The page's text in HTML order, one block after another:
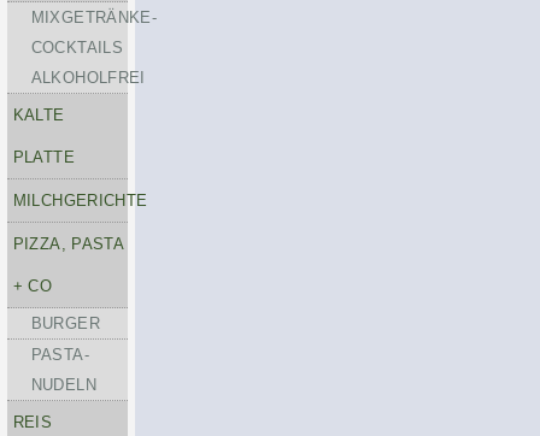
MIXGETRÄNKE-
COCKTAILS
ALKOHOLFREI
KALTE
PLATTE
MILCHGERICHTE
PIZZA, PASTA
+ CO
BURGER
PASTA-
NUDELN
REIS